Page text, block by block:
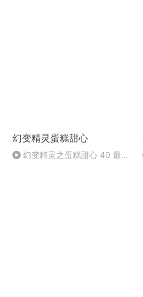
幻变精灵蛋糕甜心
幻变精灵之蛋糕甜心 40 最后